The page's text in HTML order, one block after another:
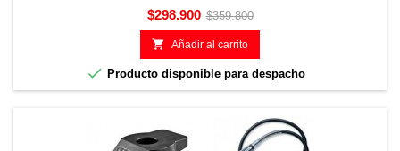
Precio
$298.900 Precio
base
$359.800
 Añadir al carrito
 Producto disponible para despacho